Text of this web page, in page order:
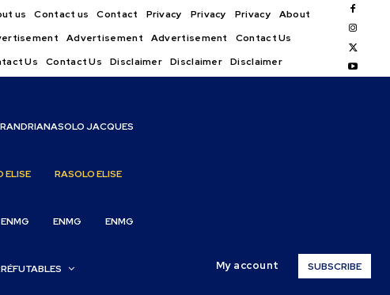
us Contact us Contact Privacy Privacy Privacy
About
Advertisement Advertisement
Contact Us
Us
Contact Us Disclaimer Disclaimer Disclaimer
RANDRIANASOLO JACQUES
ELISE RASOLO ELISE
ENMG ENMG ENMG
My account SUBSCRIBE